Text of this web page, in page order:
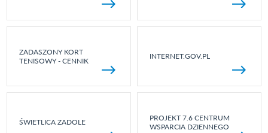
ZADASZONY KORT
TENISOWY - CENNIK
INTERNET.GOV.PL
ŚWIETLICA ZADOLE
PROJEKT 7.6 CENTRUM
WSPARCIA DZIENNEGO